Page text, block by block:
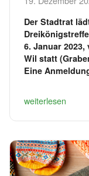
Der Stadtrat
6. Januar
Wil statt
Eine
weiterlesen